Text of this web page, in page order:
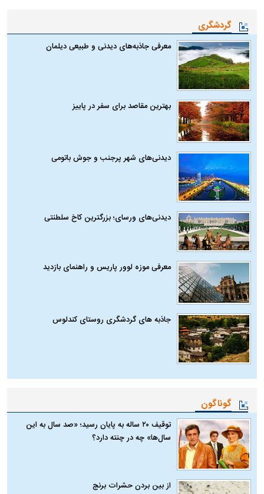
گردشگری
معرفی جاذبه‌های دیدنی و طبیعی دیلمان
بهترین مقاصد برای سفر در پاییز
دیدنی‌های شهر پرجنب و جوش باتومی
دیدنی‌های ورسای؛ بزرگترین کاخ سلطنتی
معرفی موزه لوور پاریس و راهنمای بازدید
جاذبه های گردشگری روستای کندلوس
گوناگون
توقیف ۲۰ ساله به پایان رسید؛ «صد سال به این
سال‌ها» چه در چنته دارد؟
از بین بردن حشرات برنج